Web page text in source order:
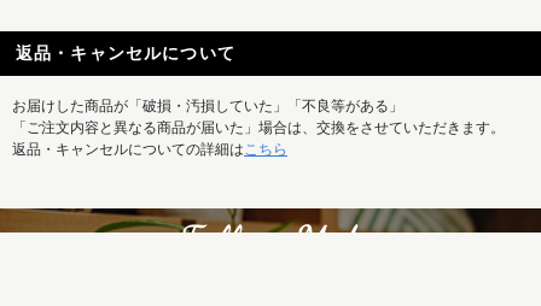
返品・キャンセルについて
お届けした商品が「破損・汚損していた」「不良等がある」
「ご注文内容と異なる商品が届いた」場合は、交換をさせていただきます。
返品・キャンセルについての詳細はこちら